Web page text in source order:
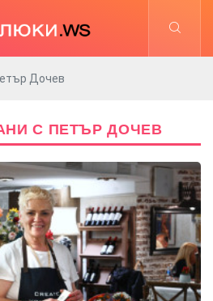
Дочев
С ПЕТЪР ДОЧЕВ